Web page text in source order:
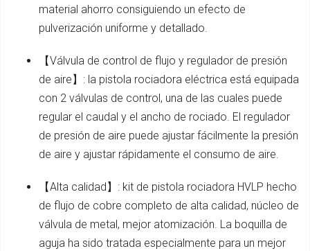
material ahorro consiguiendo un efecto de
pulverización uniforme y detallado.
【Válvula de control de flujo y regulador de presión
de aire】: la pistola rociadora eléctrica está equipada
con 2 válvulas de control, una de las cuales puede
regular el caudal y el ancho de rociado. El regulador
de presión de aire puede ajustar fácilmente la presión
de aire y ajustar rápidamente el consumo de aire.
【Alta calidad】: kit de pistola rociadora HVLP hecho
de flujo de cobre completo de alta calidad, núcleo de
válvula de metal, mejor atomización. La boquilla de
aguja ha sido tratada especialmente para un mejor